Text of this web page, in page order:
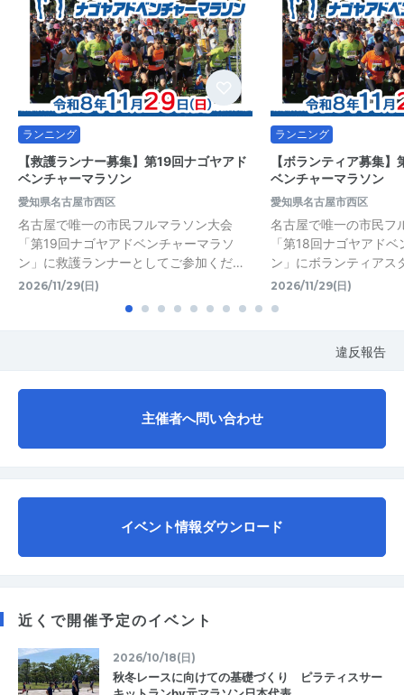
ランニング
【救護ランナー募集】第19回ナゴヤアド
ベンチャーマラソン
愛知県名古屋市西区
名古屋で唯一の市民フルマラソン大会
「第19回ナゴヤアドベンチャーマラソ
ン」に救護ランナーとしてご参加くだ…
2026/11/29(日)
ランニング
【ボランティア募集
ベンチャーマラソン
愛知県名古屋市西区
名古屋で唯一の市民フ
「第18回ナゴヤアド
ン」にボランティア
2026/11/29(日)
違反報告
主催者へ問い合わせ
イベント情報ダウンロード
近くで開催予定のイベント
2026/10/18(日)
秋冬レースに向けての基礎づくり ピラティスサー